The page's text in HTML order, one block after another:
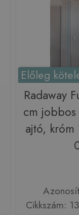
Előleg
Radaway
cm
ajtó, króm
Cikkszám: